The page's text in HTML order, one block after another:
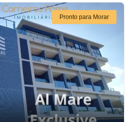
Pronto para Morar